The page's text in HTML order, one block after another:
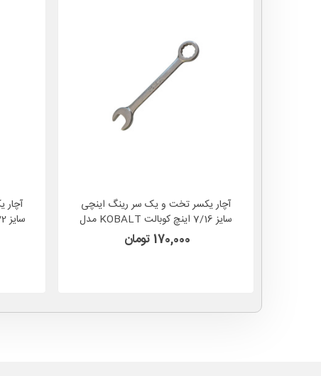
آچار یکسر تخت و یک سر رینگ اینچی
سایز 7/16 اینچ کوبالت KOBALT مدل
338885 آمریکا
170,000 تومان